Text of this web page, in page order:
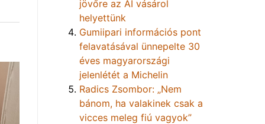
jövőre az AI vásárol
helyettünk
Gumiipari információs pont
felavatásával ünnepelte 30
éves magyarországi
jelenlétét a Michelin
Radics Zsombor: „Nem
bánom, ha valakinek csak a
vicces meleg fiú vagyok”